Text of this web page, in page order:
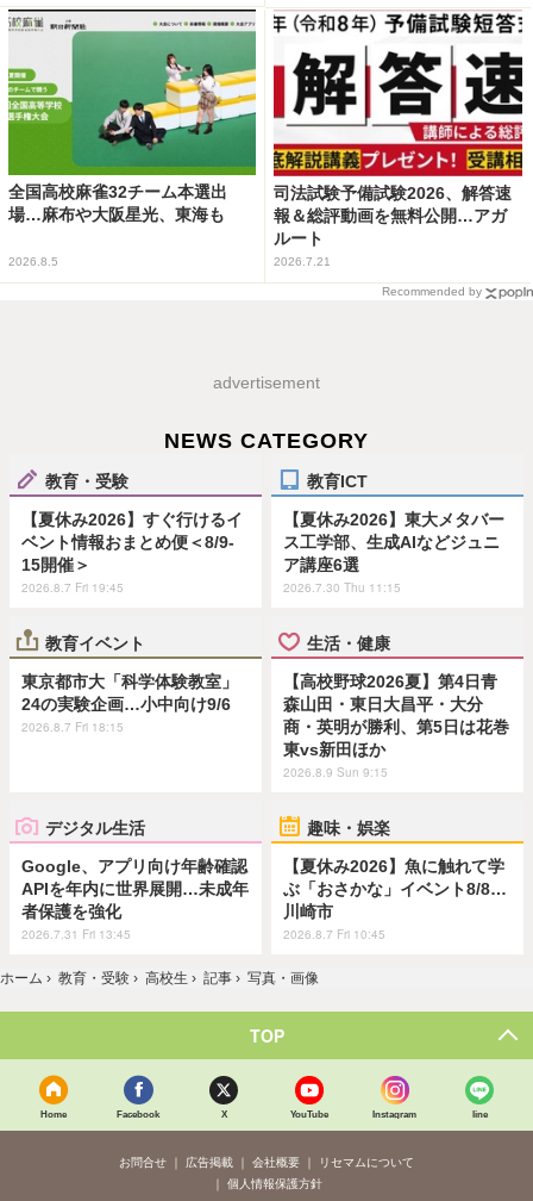
全国高校麻雀32チーム本選出
場…麻布や大阪星光、東海も
2026.8.5
司法試験予備試験2026、解答速
報＆総評動画を無料公開…アガ
ルート
2026.7.21
Recommended by
advertisement
NEWS CATEGORY
教育・受験
【夏休み2026】すぐ行けるイ
ベント情報おまとめ便＜8/9-
15開催＞
2026.8.7 Fri 19:45
教育ICT
【夏休み2026】東大メタバー
ス工学部、生成AIなどジュニ
ア講座6選
2026.7.30 Thu 11:15
教育イベント
東京都市大「科学体験教室」
24の実験企画…小中向け9/6
2026.8.7 Fri 18:15
生活・健康
【高校野球2026夏】第4日青
森山田・東日大昌平・大分
商・英明が勝利、第5日は花巻
東vs新田ほか
2026.8.9 Sun 9:15
デジタル生活
Google、アプリ向け年齢確認
APIを年内に世界展開…未成年
者保護を強化
2026.7.31 Fri 13:45
趣味・娯楽
【夏休み2026】魚に触れて学
ぶ「おさかな」イベント8/8…
川崎市
2026.8.7 Fri 10:45
ホーム › 教育・受験 › 高校生 › 記事 › 写真・画像
TOP
Home Facebook X YouTube Instagram line
お問合せ 広告掲載 会社概要
リセマムについて
個人情報保護方針